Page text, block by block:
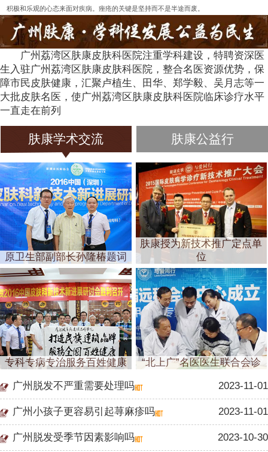
积极和乐观的心态来面对疾病。痤疮的关键是坚持而不是半途而废。
广州荔湾区肤康皮肤科医院注重学科建设，特聘资深医
生入驻广州荔湾区肤康皮肤科医院，整合名医资源优势，保
障市民皮肤健康，汇聚卢植生、田华、郑学毅、吴月志等一
大批皮肤名医，使广州荔湾区肤康皮肤科医院临床诊疗水平
一直走在前列
肤康学术交流 肤康公益行
原卫生部副部长孙隆椿题词
肤康授为新技术推广定点单
位
专科专病专治服务百姓健康 “北上广”名医医生联合会诊
广州脱发不严重需要处理吗 2023-11-01
广州小孩子更容易引起荨麻疹吗 2023-11-01
广州脱发受季节因素影响吗 2023-10-30